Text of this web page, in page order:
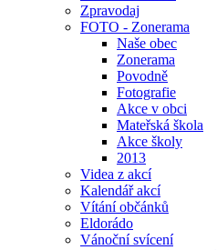
Zpravodaj
FOTO - Zonerama
Naše obec
Zonerama
Povodně
Fotografie
Akce v obci
Mateřská škola
Akce školy
2013
Videa z akcí
Kalendář akcí
Vítání občánků
Eldorádo
Vánoční svícení